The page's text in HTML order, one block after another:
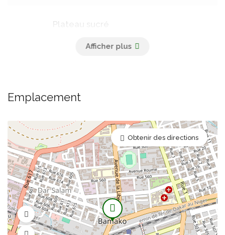
Plateau sucré
7 250 FCFA
Éclaires chocolat
Vendu par 3
3 000 FCFA
Sablés
Emplacement
Obtenir des directions